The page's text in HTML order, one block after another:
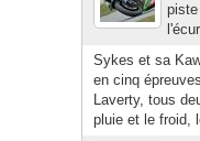
Sykes et sa
en cinq
Laverty, tous
pluie et le froid,